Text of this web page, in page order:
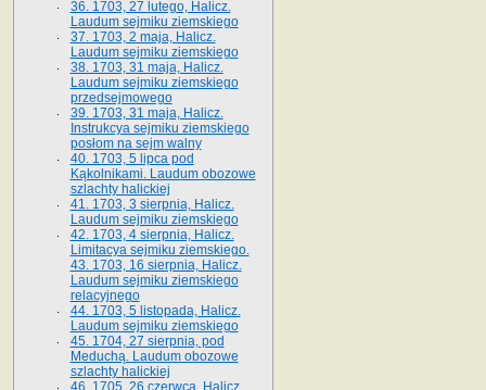
36. 1703, 27 lutego, Halicz.
Laudum sejmiku ziemskiego
37. 1703, 2 maja, Halicz.
Laudum sejmiku ziemskiego
38. 1703, 31 maja, Halicz.
Laudum sejmiku ziemskiego
przedsejmowego
39. 1703, 31 maja, Halicz.
Instrukcya sejmiku ziemskiego
posłom na sejm walny
40. 1703, 5 lipca pod
Kąkolnikami. Laudum obozowe
szlachty halickiej
41­. 1703, 3 sierpnia, Halicz.
Laudum sejmiku ziemskiego
42. 1703, 4 sierpnia, Halicz.
Limitacya sejmiku ziemskiego.
43. 1703, 16 sierpnia, Halicz.
Laudum sejmiku ziemskiego
relacyjnego
44. 1703, 5 listopada, Halicz.
Laudum sejmiku ziemskiego
45. 1704, 27 sierpnia, pod
Meduchą. Laudum obozowe
szlachty halickiej
46. 1705, 26 czerwca, Halicz.